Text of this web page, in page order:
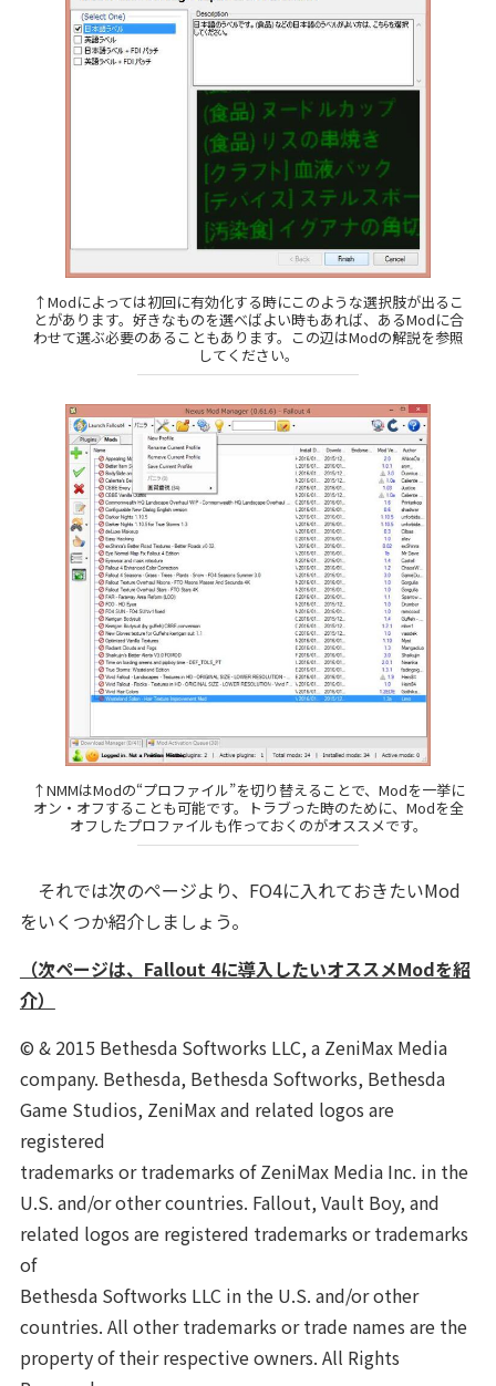
↑Modによっては初回に有効化する時にこのような選択肢が出るこ
とがあります。好きなものを選べばよい時もあれば、あるModに合
わせて選ぶ必要のあることもあります。この辺はModの解説を参照
してください。
↑NMMはModの“プロファイル”を切り替えることで、Modを一挙に
オン・オフすることも可能です。トラブった時のために、Modを全
オフしたプロファイルも作っておくのがオススメです。
それでは次のページより、FO4に入れておきたいMod
をいくつか紹介しましょう。
（次ページは、Fallout 4に導入したいオススメModを紹
介）
© & 2015 Bethesda Softworks LLC, a ZeniMax Media
company. Bethesda, Bethesda Softworks, Bethesda
Game Studios, ZeniMax and related logos are
registered
trademarks or trademarks of ZeniMax Media Inc. in the
U.S. and/or other countries. Fallout, Vault Boy, and
related logos are registered trademarks or trademarks
of
Bethesda Softworks LLC in the U.S. and/or other
countries. All other trademarks or trade names are the
property of their respective owners. All Rights